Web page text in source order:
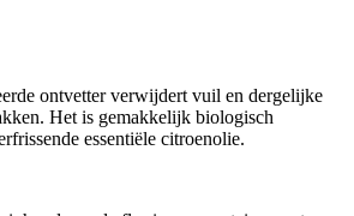
ontvetter verwijdert vuil en dergelijke
Het is gemakkelijk biologisch
essentiële citroenolie.